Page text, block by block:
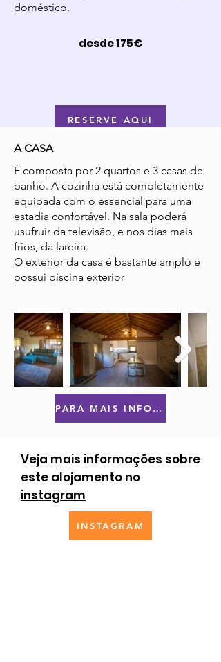
doméstico.
desde 175€
RESERVE AQUI
A CASA
É composta por 2 quartos e 3 casas de
banho. A cozinha está completamente
equipada com o essencial para uma
estadia confortável. Na sala poderá
usufruir da televisão, e nos dias mais
frios, da lareira.
O exterior da casa é bastante amplo e
possui piscina exterior
PARA MAIS INFORMAÇÕES OU RESERVAS CLIQUE AQUI
Veja mais informações sobre
este alojamento no
instagram
INSTAGRAM